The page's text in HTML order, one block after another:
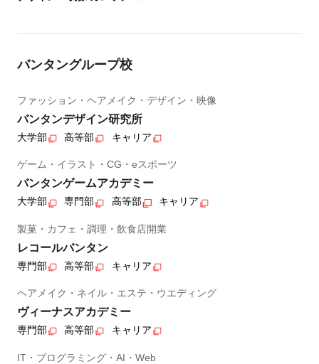
バンタングループ校
ファッション・ヘアメイク・デザイン・映像
バンタンデザイン研究所
大学部 高等部 キャリア
ゲーム・イラスト・CG・eスポーツ
バンタンゲームアカデミー
大学部 専門部 高等部 キャリア
製菓・カフェ・調理・飲食店開業
レコールバンタン
専門部 高等部 キャリア
ヘアメイク・ネイル・エステ・ウエディング
ヴィーナスアカデミー
専門部 高等部 キャリア
IT・プログラミング・AI・Web